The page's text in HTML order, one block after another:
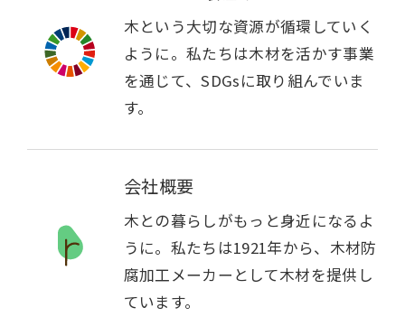
木という大切な資源が循環していく
ように。私たちは木材を活かす事業
を通じて、SDGsに取り組んでいま
す。
会社概要
木との暮らしがもっと身近になるよ
うに。私たちは1921年から、木材防
腐加工メーカーとして木材を提供し
ています。